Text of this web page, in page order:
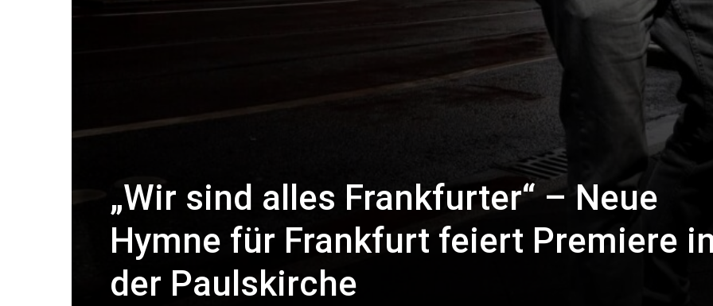
„Wir sind alles Frankfurter“ – Neue
Hymne für Frankfurt feiert Premiere
der Paulskirche